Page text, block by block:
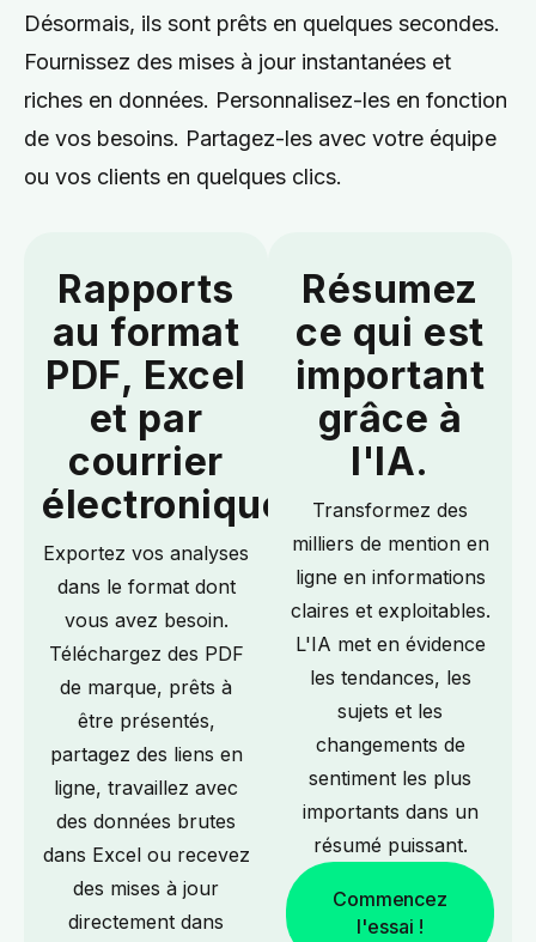
Désormais, ils sont prêts en quelques secondes.
Fournissez des mises à jour instantanées et
riches en données. Personnalisez-les en fonction
de vos besoins. Partagez-les avec votre équipe
ou vos clients en quelques clics.
Rapports
au format
PDF, Excel
et par
courrier
électronique.
Exportez vos analyses
dans le format dont
vous avez besoin.
Téléchargez des PDF
de marque, prêts à
être présentés,
partagez des liens en
ligne, travaillez avec
des données brutes
dans Excel ou recevez
des mises à jour
directement dans
Résumez
ce qui est
important
grâce à
l'IA.
Transformez des
milliers de mention en
ligne en informations
claires et exploitables.
L'IA met en évidence
les tendances, les
sujets et les
changements de
sentiment les plus
importants dans un
résumé puissant.
Commencez
l'essai !